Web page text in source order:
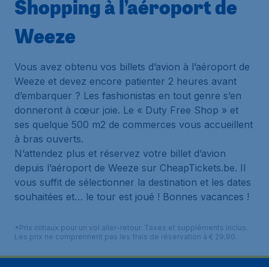
Shopping à l’aéroport de
Weeze
Vous avez obtenu vos billets d’avion à l’aéroport de
Weeze et devez encore patienter 2 heures avant
d’embarquer ? Les fashionistas en tout genre s’en
donneront à cœur joie. Le « Duty Free Shop » et
ses quelque 500 m2 de commerces vous accueillent
à bras ouverts.
N’attendez plus et réservez votre billet d’avion
depuis l’aéroport de Weeze sur CheapTickets.be. Il
vous suffit de sélectionner la destination et les dates
souhaitées et… le tour est joué ! Bonnes vacances !
*Prix initiaux pour un vol aller-retour. Taxes et suppléments inclus.
Les prix ne comprennent pas les frais de réservation à € 29,90.